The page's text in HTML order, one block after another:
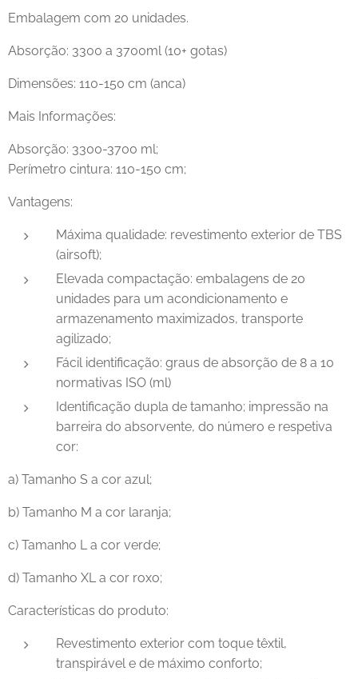
Embalagem com 20 unidades.
Absorção: 3300 a 3700ml (10+ gotas)
Dimensões: 110-150 cm (anca)
Mais Informações:
Absorção: 3300-3700 ml;
Perímetro cintura: 110-150 cm;
Vantagens:
Máxima qualidade: revestimento exterior de TBS
(airsoft);
Elevada compactação: embalagens de 20
unidades para um acondicionamento e
armazenamento maximizados, transporte
agilizado;
Fácil identificação: graus de absorção de 8 a 10
normativas ISO (ml)
Identificação dupla de tamanho; impressão na
barreira do absorvente, do número e respetiva
cor:
a) Tamanho S a cor azul;
b) Tamanho M a cor laranja;
c) Tamanho L a cor verde;
d) Tamanho XL a cor roxo;
Características do produto:
Revestimento exterior com toque têxtil,
transpirável e de máximo conforto;